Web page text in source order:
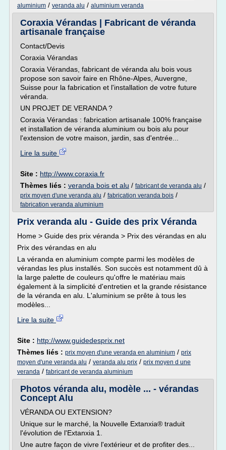
aluminium / veranda alu / aluminium veranda
Coraxia Vérandas | Fabricant de véranda
artisanale française
Contact/Devis
Coraxia Vérandas
Coraxia Vérandas, fabricant de véranda alu bois vous
propose son savoir faire en Rhône-Alpes, Auvergne,
Suisse pour la fabrication et l'installation de votre future
véranda.
UN PROJET DE VERANDA ?
Coraxia Vérandas : fabrication artisanale 100% française
et installation de véranda aluminium ou bois alu pour
l'extension de votre maison, jardin, sas d'entrée...
Lire la suite
Site : http://www.coraxia.fr
Thèmes liés : veranda bois et alu / fabricant de veranda alu /
prix moyen d'une veranda alu / fabrication veranda bois /
fabrication veranda aluminium
Prix veranda alu - Guide des prix Véranda
Home > Guide des prix véranda > Prix des vérandas en alu
Prix des vérandas en alu
La véranda en aluminium compte parmi les modèles de
vérandas les plus installés. Son succès est notamment dû à
la large palette de couleurs qu'offre le matériau mais
également à la simplicité d'entretien et la grande résistance
de la véranda en alu. L'aluminium se prête à tous les
modèles...
Lire la suite
Site : http://www.guidedesprix.net
Thèmes liés : prix moyen d'une veranda en aluminium / prix
moyen d'une veranda alu / veranda alu prix / prix moyen d une
veranda / fabricant de veranda aluminium
Photos véranda alu, modèle ... - vérandas
Concept Alu
VÉRANDA OU EXTENSION?
Unique sur le marché, la Nouvelle Extanxia® traduit
l'évolution de l'Extanxia 1.
Une autre façon de vivre l'extérieur et de profiter des...